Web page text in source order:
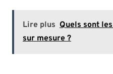
Lire plus Quels sont
sur mesure ?